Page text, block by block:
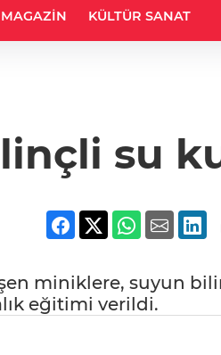
MAGAZİN KÜLTÜR SANAT
su
miniklere, suyun
eğitimi verildi.